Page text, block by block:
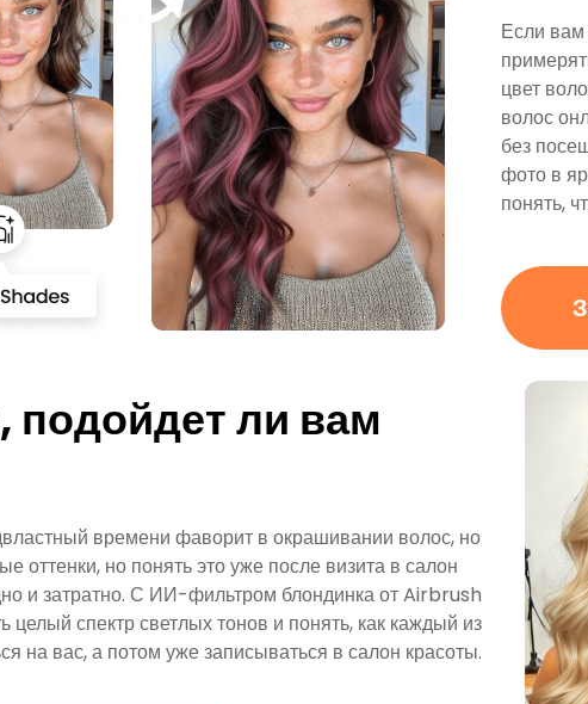
Если вам
цвет
волос
без
фото в
понять,
подойдет ли вам
времени фаворит в окрашивании волос, но
оттенки, но понять это уже после визита в салон
и затратно. С ИИ-фильтром блондинка от Airbrush
целый спектр светлых тонов и понять, как каждый из
на вас, а потом уже записываться в салон красоты.